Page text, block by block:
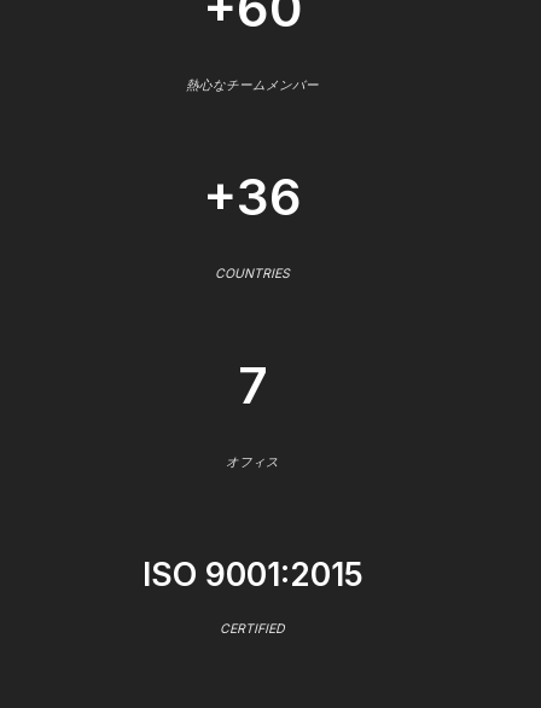
熱心なチームメンバー
+36
COUNTRIES
7
オフィス
ISO 9001:2015
CERTIFIED